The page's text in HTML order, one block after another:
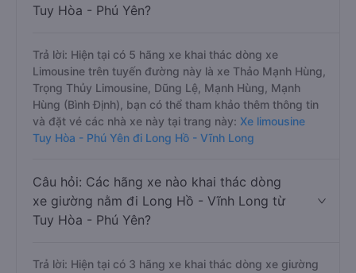
Tuy Hòa - Phú Yên?
Trả lời: Hiện tại có 5 hãng xe khai thác dòng xe
Limousine trên tuyến đường này là xe Thảo Mạnh Hùng,
Trọng Thủy Limousine, Dũng Lệ, Mạnh Hùng, Mạnh
Hùng (Bình Định), bạn có thể tham khảo thêm thông tin
và đặt vé các nhà xe này tại trang này: Xe limousine
Tuy Hòa - Phú Yên đi Long Hồ - Vĩnh Long
Câu hỏi: Các hãng xe nào khai thác dòng
xe giường nằm đi Long Hồ - Vĩnh Long từ
Tuy Hòa - Phú Yên?
Trả lời: Hiện tại có 3 hãng xe khai thác dòng xe giường